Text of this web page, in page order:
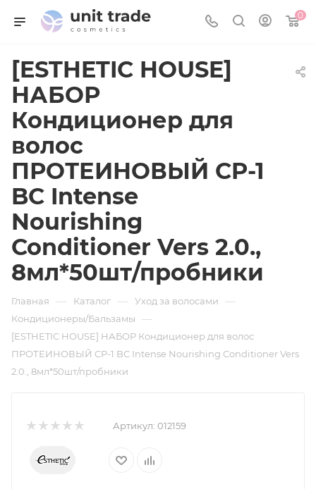
0
[ESTHETIC HOUSE]
НАБОР
Кондиционер для
волос
ПРОТЕИНОВЫЙ CP-1
BС Intense
Nourishing
Conditioner Vers 2.0.,
8мл*50шт/пробники
Главная — Каталог — Уход за волосами —
Кондиционеры/Бальзамы —
[ESTHETIC HOUSE] НАБОР Кондиционер для волос
ПРОТЕИНОВЫЙ CP-1 BС Intense Nourishing Conditioner Vers
2.0., 8мл*50шт/пробники
Артикул: 012159